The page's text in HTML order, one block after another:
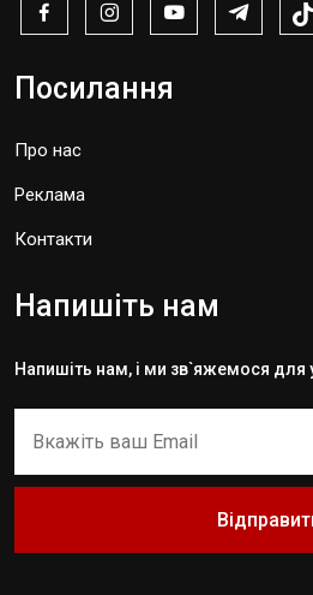
Посилання
Про нас
Реклама
Контакти
Напишіть нам
Напишіть нам, і ми зв`яжемося для